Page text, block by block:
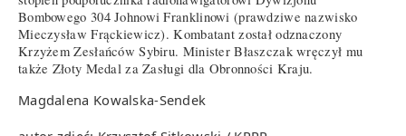
Bombowego 304 Johnowi Franklinowi (prawdziwe nazwisko
Mieczysław Frąckiewicz). Kombatant został odznaczony
Krzyżem Zesłańców Sybiru. Minister Błaszczak wręczył mu
także Złoty Medal za Zasługi dla Obronności Kraju.
Magdalena Kowalska-Sendek